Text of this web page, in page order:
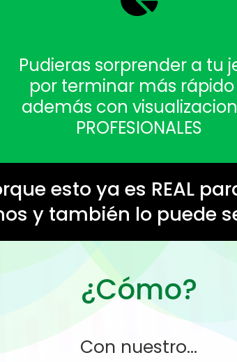
Pudieras sorprender a tu
por terminar más rápido
además con
PROFESIONALES
esto ya es REAL
y también lo puede
¿Cómo?
Con nuestro...